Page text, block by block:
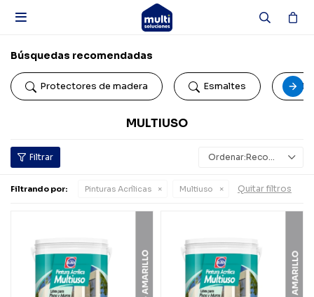

Búsquedas recomendadas
Protectores de madera Esmaltes
MULTIUSO
Recomendados
Filtrando por: Pinturas Acrílicas Multiuso Quitar filtros